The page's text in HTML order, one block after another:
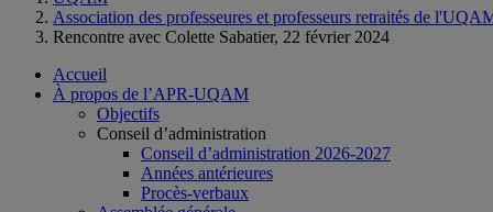
Association des professeures et professeurs retraités de
Rencontre avec Colette Sabatier, 22 février 2024
Accueil
À propos de l’APR-UQAM
Objectifs
Conseil d’administration
Conseil d’administration 2026-2027
Années antérieures
Procès-verbaux